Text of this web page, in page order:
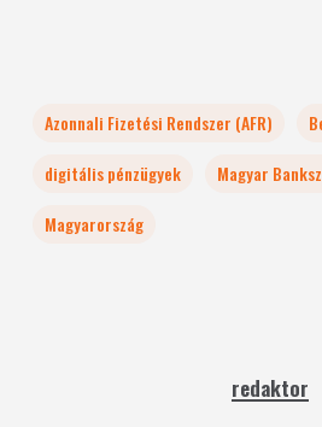
Azonnali Fizetési Rendszer (AFR)
digitális pénzügyek
Magyar
Magyarország
redaktor